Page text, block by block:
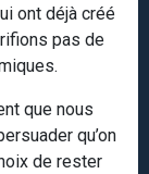
ont déjà créé
pas de
que nous
qu’on
de rester